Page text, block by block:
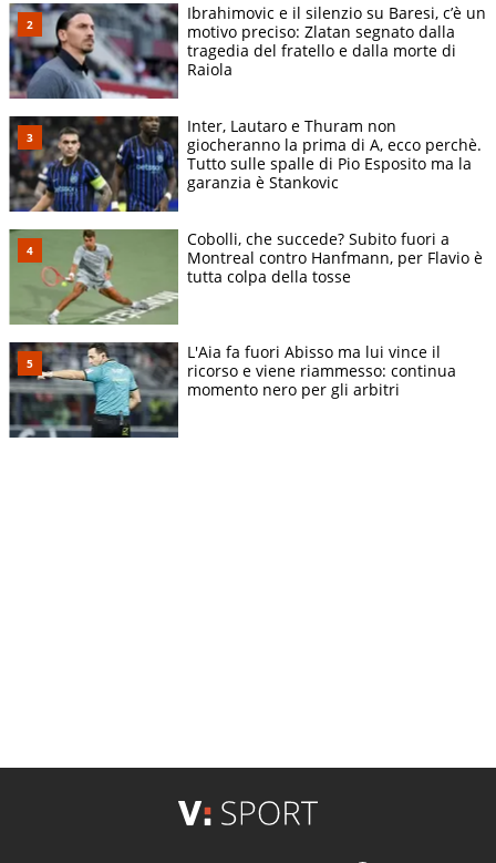
Ibrahimovic e il silenzio su Baresi, c’è un
motivo preciso: Zlatan segnato dalla
tragedia del fratello e dalla morte di
Raiola
Inter, Lautaro e Thuram non
giocheranno la prima di A, ecco perchè.
Tutto sulle spalle di Pio Esposito ma la
garanzia è Stankovic
Cobolli, che succede? Subito fuori a
Montreal contro Hanfmann, per Flavio è
tutta colpa della tosse
L'Aia fa fuori Abisso ma lui vince il
ricorso e viene riammesso: continua
momento nero per gli arbitri